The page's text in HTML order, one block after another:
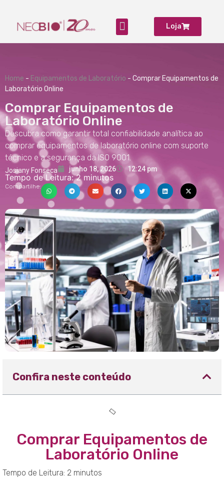
Loja
Home - Equipamentos de Laboratório - Comprar Equipamentos de
Laboratório Online
Comprar Equipamentos de
Laboratório Online
Descubra como garantir total confiabilidade analítica ao
comprar equipamentos de laboratório online com suporte
técnico e a segurança da ISO 9001.
Josiany Fonseca junho 18, 2026 12:24 pm
Tempo de Leitura: 2 minutos
Compartilhe:
Confira neste conteúdo
Comprar Equipamentos de
Laboratório Online
Tempo de Leitura: 2 minutos